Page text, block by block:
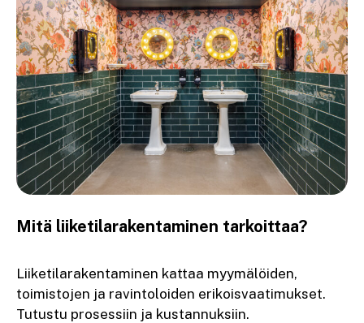
Mitä liiketilarakentaminen tarkoittaa?
Liiketilarakentaminen kattaa myymälöiden,
toimistojen ja ravintoloiden erikoisvaatimukset.
Tutustu prosessiin ja kustannuksiin.